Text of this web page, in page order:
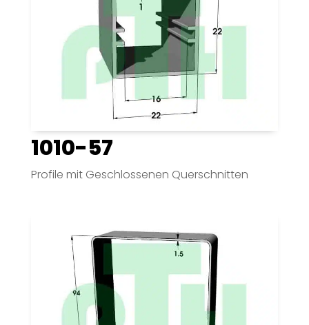
1010-57
Profile mit Geschlossenen Querschnitten